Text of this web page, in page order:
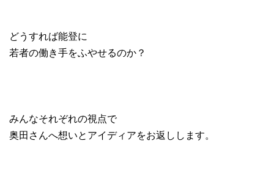
どうすれば能登に
若者の働き手をふやせるのか？
みんなそれぞれの視点で
奥田さんへ想いとアイディアをお返しします。